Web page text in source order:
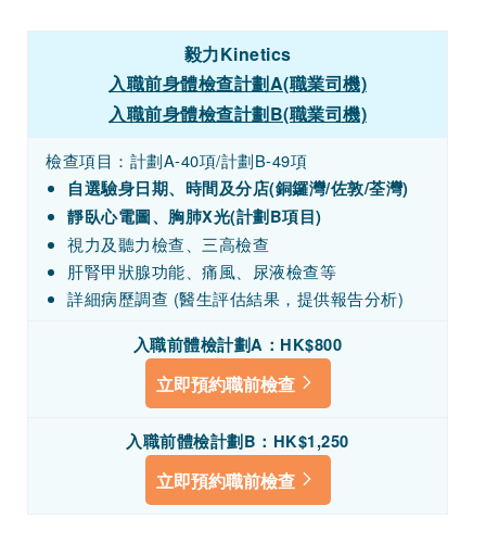
毅力Kinetics
入職前身體檢查計劃A(職業司機)
入職前身體檢查計劃B(職業司機)
檢查項目：計劃A-40項/計劃B-49項
自選驗身日期、時間及分店(銅鑼灣/佐敦/荃灣)
靜臥心電圖、胸肺X光(計劃B項目)
視力及聽力檢查、三高檢查
肝腎甲狀腺功能、痛風、尿液檢查等
詳細病歷調查 (醫生評估結果，提供報告分析)
入職前體檢計劃A：HK$800
立即預約職前檢查
入職前體檢計劃B：HK$1,250
立即預約職前檢查